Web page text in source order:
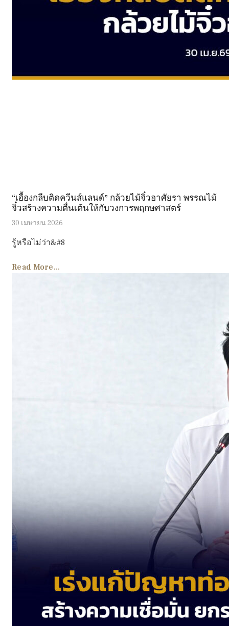
“เอื้องกลีบติดควีนส์แลนด์” กล้วยไม้จิ๋วอาศัยรา พรรณไม้
จิ๋วสร้างความตื่นเต้นให้กับวงการพฤกษศาสตร์
30 เมษายน 2026
รู้หรือไม่ว่า&#8
Read More...